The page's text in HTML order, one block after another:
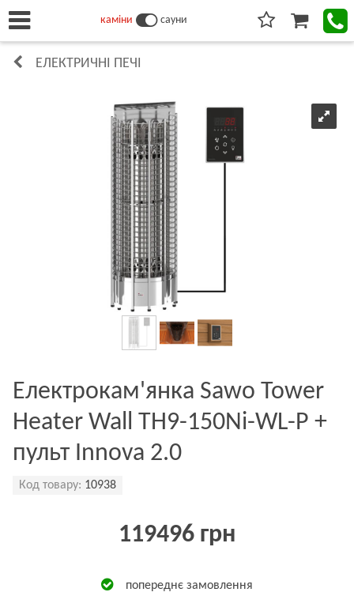
каміни сауни
ЕЛЕКТРИЧНІ ПЕЧІ
Електрокам'янка Sawo Tower
Heater Wall TH9-150Ni-WL-P +
пульт Innova 2.0
Код товару: 10938
119496 грн
попереднє замовлення